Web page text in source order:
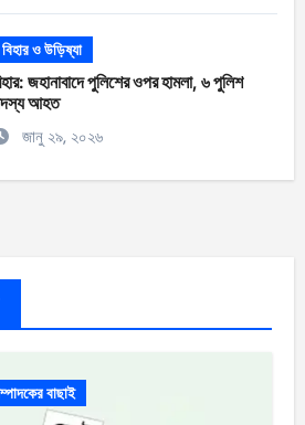
বিহার ও উড়িষ্যা
জহানাবাদে পুলিশের ওপর হামলা, ৬ পুলিশ
আহত
জানু ২৯, ২০২৬
বাছাই